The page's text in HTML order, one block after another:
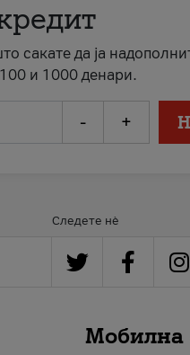
сакате да ја
100 и 1000 денари.
- +
Следете нè
Мобилна